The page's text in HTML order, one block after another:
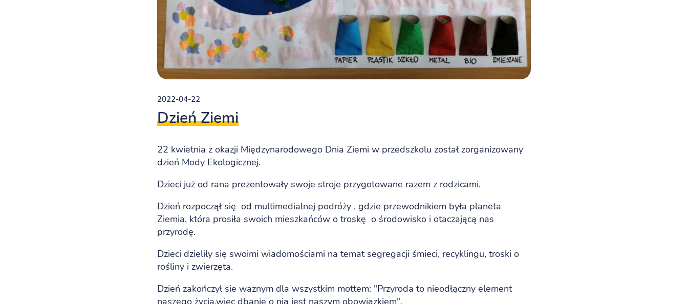
2022-04-22
Dzień Ziemi
22 kwietnia z okazji Międzynarodowego Dnia Ziemi w przedszkolu został zorganizowany
dzień Mody Ekologicznej.
Dzieci już od rana prezentowały swoje stroje przygotowane razem z rodzicami.
Dzień rozpoczął się od multimedialnej podróży , gdzie przewodnikiem była planeta
Ziemia, która prosiła swoich mieszkańców o troskę o środowisko i otaczającą nas
przyrodę.
Dzieci dzieliły się swoimi wiadomościami na temat segregacji śmieci, recyklingu, troski o
rośliny i zwierzęta.
Dzień zakończył sie ważnym dla wszystkim mottem: "Przyroda to nieodłączny element
naszego życia,więc dbanie o nią jest naszym obowiązkiem".